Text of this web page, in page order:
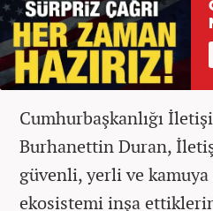
Cumhurbaşkanlığı
Burhanettin Duran,
güvenli, yerli ve kamuya
ekosistemi inşa